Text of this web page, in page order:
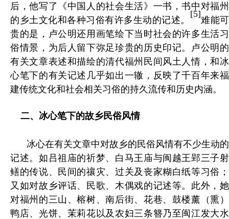
后，他写了《中国人的社会生活》一书，书中对福州
的乡土文化和各种习俗有许多生动的记述。
[5]
难能可
贵的是，卢公明还用画笔绘下当时社会的许多生活习
俗情景，为后人留下弥足珍贵的历史印记。卢公明的
有关文章表述和描绘的清代福州民间风土人情，和冰
心笔下的有关记述几乎如出一辙，反映了千百年来福
建传统文化和社会相关习俗的持久流传和历史内涵。
二、 冰心笔下的故乡民俗风情
冰心在有关文章中对故乡的民俗风情有不少生动的
记述。如吕祖庙的祈梦、白马王庙与闽越王郢三子射
鳝的传说、民间的禳灾、过关及丧家糊白纸等习俗；
又如对故乡评话、民歌、木偶戏的记述等。此外，她
对福州的三山、榕树、南后街、花巷、鼓楼薰（熏）
鸭店、光饼、茉莉花以及农妇三条簪乃至闽江发大水